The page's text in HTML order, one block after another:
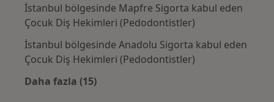
İstanbul bölgesinde Mapfre Sigorta kabul eden
Çocuk Diş Hekimleri (Pedodontistler)
İstanbul bölgesinde Anadolu Sigorta kabul eden
Çocuk Diş Hekimleri (Pedodontistler)
Daha fazla (15)